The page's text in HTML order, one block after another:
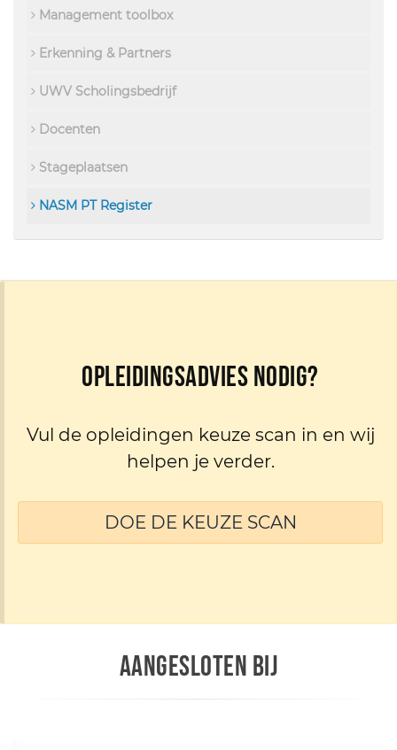
Management toolbox
Erkenning & Partners
UWV Scholingsbedrijf
Docenten
Stageplaatsen
NASM PT Register
Opleidingsadvies nodig?
Vul de opleidingen keuze scan in en wij
helpen je verder.
DOE DE KEUZE SCAN
AANGESLOTEN BIJ